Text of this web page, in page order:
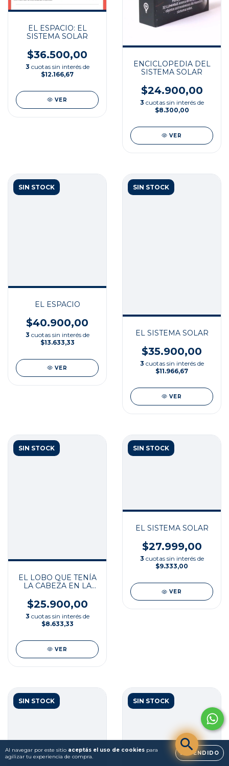
Al navegar por este sitio aceptás el uso de cookies para
agilizar tu experiencia de compra.
ENTENDIDO
EL ESPACIO: EL
SISTEMA SOLAR
$36.500,00
3 cuotas sin interés de
$12.166,67
VER
ENCICLOPEDIA DEL
SISTEMA SOLAR
$24.900,00
3 cuotas sin interés de
$8.300,00
VER
SIN STOCK
EL ESPACIO
$40.900,00
3 cuotas sin interés de
$13.633,33
VER
SIN STOCK
EL SISTEMA SOLAR
$35.900,00
3 cuotas sin interés de
$11.966,67
VER
SIN STOCK
EL LOBO QUE TENÍA
LA CABEZA EN LA
$25.900,00
3 cuotas sin interés de
$8.633,33
VER
SIN STOCK
EL SISTEMA SOLAR
$27.999,00
3 cuotas sin interés de
$9.333,00
VER
SIN STOCK SIN STOCK